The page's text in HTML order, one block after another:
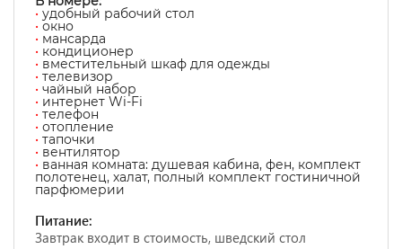
• удобный рабочий стол
• окно
• мансарда
• кондиционер
• вместительный шкаф для одежды
• телевизор
• чайный набор
• интернет Wi-Fi
• телефон
• отопление
• тапочки
• вентилятор
• ванная комната: душевая кабина, фен, комплект
полотенец, халат, полный комплект гостиничной
парфюмерии
Питание:
Завтрак входит в стоимость, шведский стол